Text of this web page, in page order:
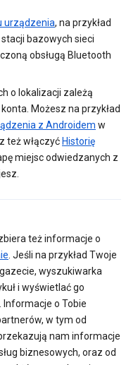
urządzenia, na przykład
bazowych sieci
obsługą Bluetooth
o lokalizacji zależą
Możesz na przykład
z Androidem w
też włączyć Historię
miejsc odwiedzanych z
też informacje o
. Jeśli na przykład Twoje
wyszukiwarka
i wyświetlać go
Informacje o Tobie
w tym od
nam informacje
biznesowych, oraz od